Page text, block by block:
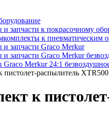
и запчасти к покрасочному
к пневматическим
запчасти Graco Merkur
запчасти Graco Merkur
Merkur 24:1
пистолет-распылитель
к